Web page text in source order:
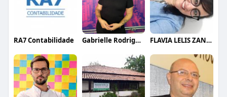
RA7 Contabilidade Gabrielle Rodrigues FLAVIA LELIS ZANELLI